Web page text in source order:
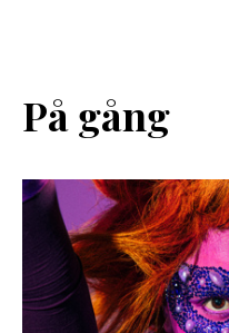
På gång